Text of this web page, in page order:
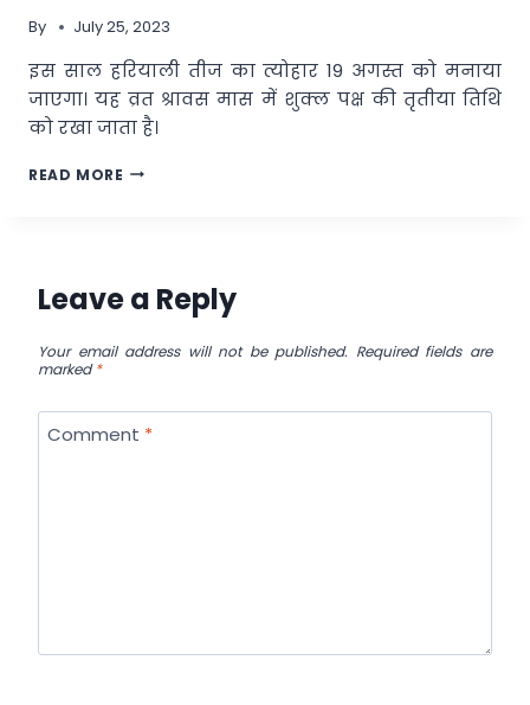
विधि
और
अन्य
जरूरी
जानकारी
By July 25, 2023
इस साल हरियाली तीज का त्योहार 19 अगस्त को मनाया
जाएगा। यह व्रत श्रावस मास में शुक्ल पक्ष की तृतीया तिथि
को रखा जाता है।
READ MORE HARIYALI
बनेंगे
शुभ
तरह
करें
Leave a Reply
Your email address will not be published. Required fields are
marked*
Comment *